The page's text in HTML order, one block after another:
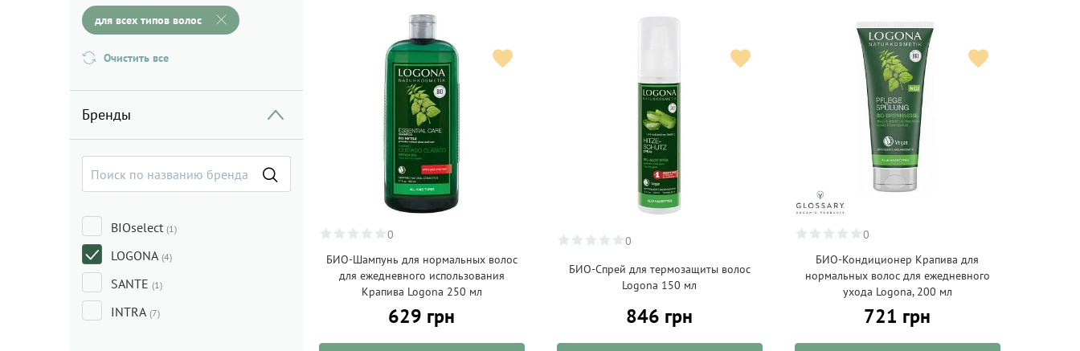
для всех типов волос
Очистить все
Бренды
BIOselect (1)
LOGONA (4)
SANTE (1)
INTRA (7)
0
БИО-Шампунь для нормальных волос
для ежедневного использования
Крапива Logona 250 мл
629 грн
0
БИО-Спрей для термозащиты волос
Logona 150 мл
846 грн
0
БИО-Кондиционер Крапива для
нормальных волос для ежедневного
ухода Logona, 200 мл
721 грн